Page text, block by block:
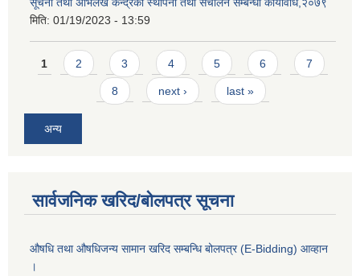
मिति: 01/19/2023 - 13:59
Pages
1 2 3 4 5 6 7
8 next › last »
अन्य
सार्वजनिक खरिद/बोलपत्र सूचना
औषधि तथा औषधिजन्य सामान खरिद सम्बन्धि बोलपत्र (E-Bidding) आव्हान
।